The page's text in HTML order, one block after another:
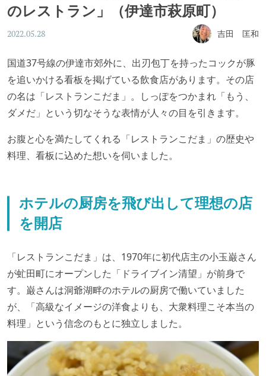
のレストラン」（伊達市萩原町）
2022.05.28 吉田 匡和
国道37号線の伊達市郊外に、出刃包丁を持ったコックが豚
を追いかける看板を掲げている飲食店があります。その店
の名は「レストランこだま」。しっぽをつかまれ「もう、
ダメだ」という切なそうな表情が人々の目を引きます。
お腹と心を満たしてくれる「レストランこだま」の歴史や
料理、看板に込めた想いを伺いました。
ホテルの厨房を飛び出して理想の店
を開店
「レストランこだま」は、1970年に初代店主の小玉巌さん
が虻田町にオープンした「ドライブイン清望」が前身で
す。巌さんは洞爺湖畔のホテルの厨房で働いていました
が、「高級なイメージの洋食よりも、大衆料理こそ本当の
料理」という信念のもとに独立しました。